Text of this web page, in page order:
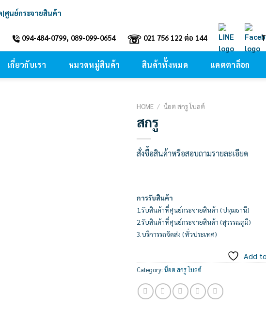
|ศูนย์กระจายสินค้า
094-484-0799, 089-099-0654 ☏ 021 756 122 ต่อ 144
เกี่ยวกับเรา หมวดหมู่สินค้า สินค้าทั้งหมด แคตตาล็อก
HOME / น็อต สกรู โบลต์
สกรู
สั่งซื้อสินค้าหรือสอบถามรายละเอียด
การรับสินค้า
1.รับสินค้าที่ศุนย์กระจายสินค้า (ปทุมธานี)
2.รับสินค้าที่ศุนย์กระจายสินค้า (สุวรรณภูมื)
3.บริการรถจัดส่ง (ทั่วประเทศ)
Add
Category: น็อต สกรู โบลต์